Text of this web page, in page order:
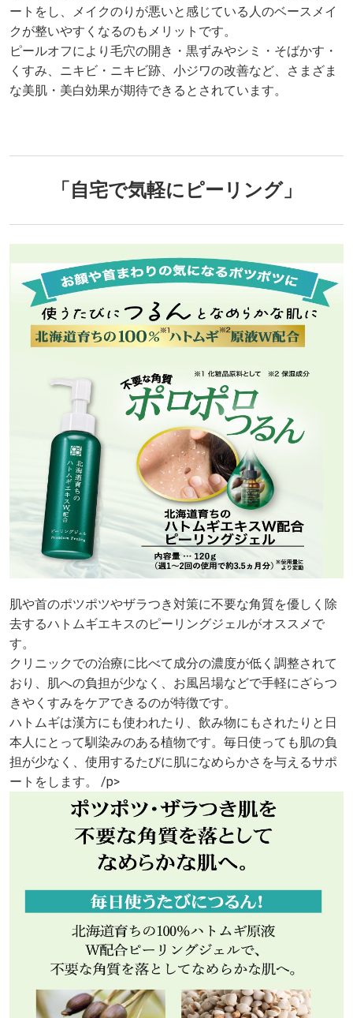
ートをし、メイクのりが悪いと感じている人のベースメイ
クが整いやすくなるのもメリットです。
ピールオフにより毛穴の開き・黒ずみやシミ・そばかす・
くすみ、ニキビ・ニキビ跡、小ジワの改善など、さまざま
な美肌・美白効果が期待できるとされています。
「自宅で気軽にピーリング」
肌や首のポツポツやザラつき対策に不要な角質を優しく除
去するハトムギエキスのピーリングジェルがオススメで
す。
クリニックでの治療に比べて成分の濃度が低く調整されて
おり、肌への負担が少なく、お風呂場などで手軽にざらつ
きやくすみをケアできるのが特徴です。
ハトムギは漢方にも使われたり、飲み物にもされたりと日
本人にとって馴染みのある植物です。毎日使っても肌の負
担が少なく、使用するたびに肌になめらかさを与えるサポ
ートをします。 /p>